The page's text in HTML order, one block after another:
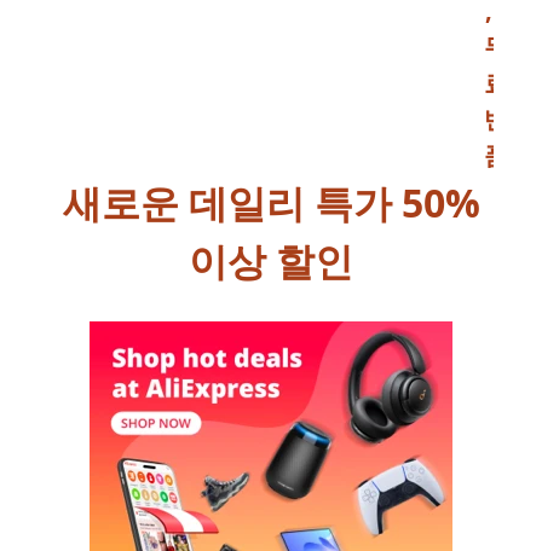
,
무
료
반
새로운 데일리 특가 50%
이상 할인